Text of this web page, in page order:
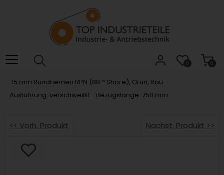
das
Barrierefreiheitsmenü
0
0
15 mm Rundriemen RPN (88 ° Shore), Grün, Rau -
Ausführung: verschweißt - Bezugslänge: 750 mm
<< Vorh. Produkt Nächst. Produkt >>